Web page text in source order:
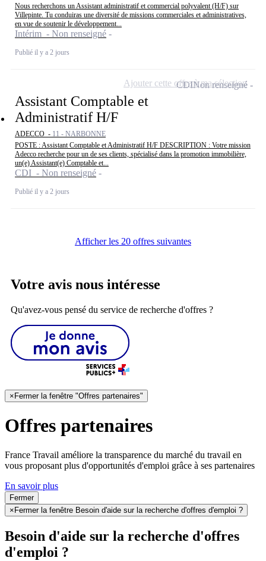
Nous recherchons un Assistant administratif et commercial polyvalent (H/F) sur
Villepinte. Tu conduiras une diversité de missions commerciales et administratives,
en vue de soutenir le développement...
Intérim - Non renseigné
Publié il y a 2 jours
Assistant Comptable et
Administratif H/F
ADECCO - 11 - NARBONNE
POSTE : Assistant Comptable et Administratif H/F DESCRIPTION : Votre mission
Adecco recherche pour un de ses clients, spécialisé dans la promotion immobilière,
un(e) Assistant(e) Comptable et...
CDI - Non renseigné
Publié il y a 2 jours
CDINon renseigné
Ajouter cette offre à ma sélection
Afficher les 20 offres suivantes
Votre avis nous intéresse
Qu'avez-vous pensé du service de recherche d'offres ?
× Fermer la fenêtre "Offres partenaires"
Offres partenaires
France Travail améliore la transparence du marché du travail en
vous proposant plus d'opportunités d'emploi grâce à ses partenaires
En savoir plus
Fermer
× Fermer la fenêtre Besoin d'aide sur la recherche d'offres d'emploi ?
Besoin d'aide sur la recherche d'offres
d'emploi ?